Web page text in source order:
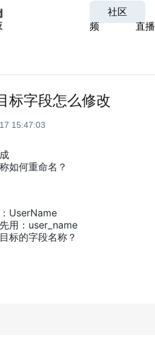
社区
频
直播
标字段怎么修改
15:47:03
如何重命名？
UserName
用：user_name
标的字段名称？